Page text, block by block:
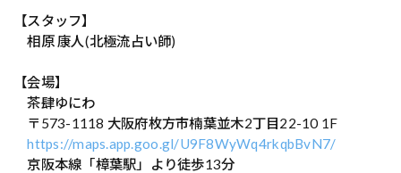
【スタッフ】
相原 康人(北極流占い師)
【会場】
茶肆ゆにわ
〒573-1118 大阪府枚方市楠葉並木2丁目22-10 1F
https://maps.app.goo.gl/U9F8WyWq4rkqbBvN7/
京阪本線「樟葉駅」より徒歩13分